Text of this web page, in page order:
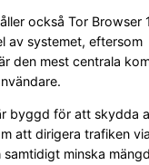
också Tor Browser
av systemet, eftersom
den mest centrala
byggd för att skydda
att dirigera trafiken
minska